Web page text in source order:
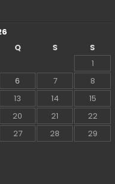
Q S
S
1
6 7
8
13 14
15
20 21
22
27 28
29